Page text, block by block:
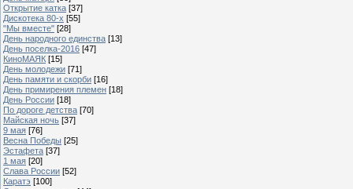
Открытие катка [37]
Дискотека 80-х [55]
"Мы вместе" [28]
День народного единства [13]
День поселка-2016 [47]
КиноМАЯК [15]
День молодежи [71]
День памяти и скорби [16]
День примирения племен [18]
День России [18]
По дороге детства [70]
Майская ночь [37]
9 мая [76]
Весна Победы [25]
Эстафета [37]
1 мая [20]
Слава России [52]
Каратэ [100]